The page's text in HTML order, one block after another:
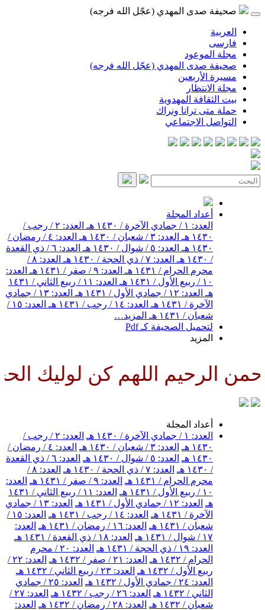
صحيفة صدى المهدي (عجّل الله فرجه)
العربية
فارسی
مجلة الموعود
صحيفة صدى المهدي (عجّل الله فرجه)
مسيرة الأربعين
مجلة الانتظار
بيت الثقافة المهدوية
حملة متى ترانا ونراك
التواصل الاجتماعي
أعداد المجلة
العدد: ١ / جمادي الآخرة / ١٤٣٠ هـ
العدد: ٢ / رجب /
١٤٣٠ هـ
العدد: ٣ / شعبان / ١٤٣٠ هـ
العدد: ٤ / رمضان /
١٤٣٠ هـ
العدد: ٥ / شوال / ١٤٣٠ هـ
العدد: ٦ / ذي القعدة
/ ١٤٣٠ هـ
العدد: ٧ / ذي الحجة / ١٤٣٠ هـ
العدد: ٨ /
محرم الحرام / ١٤٣١ هـ
العدد: ٩ / صفر / ١٤٣١ هـ
العدد:
١٠ / ربيع الأول / ١٤٣١ هـ
العدد: ١١ / ربيع الثاني / ١٤٣١
هـ العدد: ١٢ / جمادي الأول / ١٤٣١ هـ
العدد: ١٣ / جمادي
الآخرة / ١٤٣١ هـ
العدد: ١٤ / رجب / ١٤٣١ هـ
العدد: ١٥ /
شعبان / ١٤٣١ هـ
المزيد…
لتحميل الصحيفة كـ Pdf
المزيد
الرحيم اللهم كن لوليك
أعداد المجلة
العدد: ١ / جمادي الآخرة / ١٤٣٠ هـ
العدد: ٢ / رجب /
١٤٣٠ هـ
العدد: ٣ / شعبان / ١٤٣٠ هـ
العدد: ٤ / رمضان /
١٤٣٠ هـ
العدد: ٥ / شوال / ١٤٣٠ هـ
العدد: ٦ / ذي القعدة
/ ١٤٣٠ هـ
العدد: ٧ / ذي الحجة / ١٤٣٠ هـ
العدد: ٨ /
محرم الحرام / ١٤٣١ هـ
العدد: ٩ / صفر / ١٤٣١ هـ
العدد:
١٠ / ربيع الأول / ١٤٣١ هـ
العدد: ١١ / ربيع الثاني / ١٤٣١
هـ العدد: ١٢ / جمادي الأول / ١٤٣١ هـ
العدد: ١٣ / جمادي
الآخرة / ١٤٣١ هـ
العدد: ١٤ / رجب / ١٤٣١ هـ
العدد: ١٥ /
شعبان / ١٤٣١ هـ
العدد: ١٦ / رمضان / ١٤٣١ هـ
العدد:
١٧ / شوال / ١٤٣١ هـ
العدد: ١٨ / ذي القعدة / ١٤٣١ هـ
العدد: ١٩ / ذي الحجة / ١٤٣١ هـ
العدد: ٢٠ / محرم
الحرام / ١٤٣٢ هـ
العدد: ٢١ / صفر / ١٤٣٢ هـ
العدد: ٢٢ /
ربيع الأول / ١٤٣٢ هـ
العدد: ٢٣ / ربيع الثاني / ١٤٣٢ هـ
العدد: ٢٤ / جمادي الأول / ١٤٣٢ هـ
العدد: ٢٥ / جمادي
الثاني / ١٤٣٢ هـ
العدد: ٢٦ / رجب / ١٤٣٢ هـ
العدد: ٢٧ /
شعبان / ١٤٣٢ هـ
العدد: ٢٨ / رمضان / ١٤٣٢ هـ
العدد: